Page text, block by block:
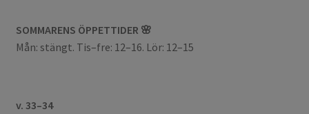
SOMMARENS ÖPPETTIDER 🌸
Mån: stängt. Tis–fre: 12–16. Lör: 12–15
v. 33–34